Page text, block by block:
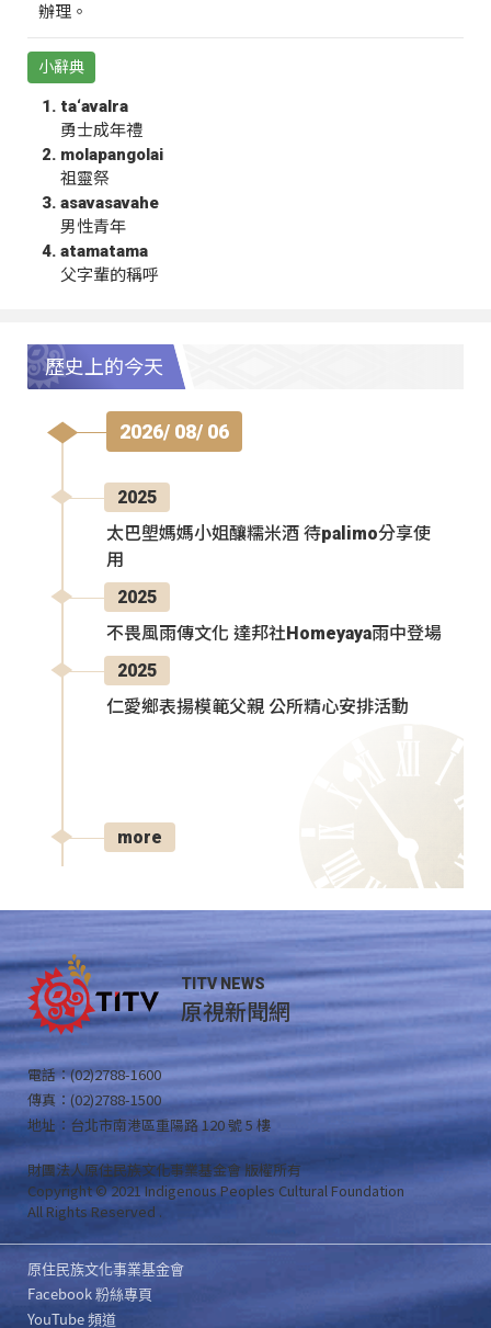
辦理。
小辭典
ta‘avalra
勇士成年禮
molapangolai
祖靈祭
asavasavahe
男性青年
atamatama
父字輩的稱呼
歷史上的今天
2026/ 08/ 06
2025
太巴塱媽媽小姐釀糯米酒 待palimo分享使
用
2025
不畏風雨傳文化 達邦社Homeyaya雨中登場
2025
仁愛鄉表揚模範父親 公所精心安排活動
more
TITV NEWS
原視新聞網
電話：(02)2788-1600
傳真：(02)2788-1500
地址：台北市南港區重陽路 120 號 5 樓
財團法人原住民族文化事業基金會 版權所有
Copyright © 2021 Indigenous Peoples Cultural Foundation
All Rights Reserved .
原住民族文化事業基金會
Facebook 粉絲專頁
YouTube 頻道